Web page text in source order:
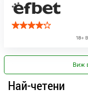
Виж
Най-четени